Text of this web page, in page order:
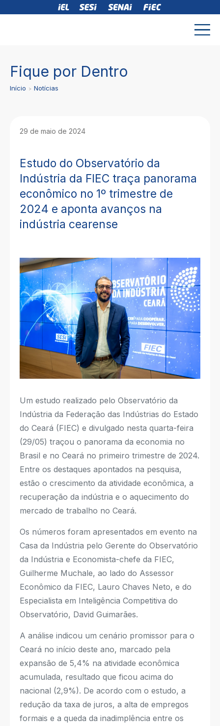
Fique por Dentro
Início Notícias
29 de maio de 2024
Estudo do Observatório da
Indústria da FIEC traça panorama
econômico no 1º trimestre de
2024 e aponta avanços na
indústria cearense
Um estudo realizado pelo Observatório da
Indústria da Federação das Indústrias do Estado
do Ceará (FIEC) e divulgado nesta quarta-feira
(29/05) traçou o panorama da economia no
Brasil e no Ceará no primeiro trimestre de 2024.
Entre os destaques apontados na pesquisa,
estão o crescimento da atividade econômica, a
recuperação da indústria e o aquecimento do
mercado de trabalho no Ceará.
Os números foram apresentados em evento na
Casa da Indústria pelo Gerente do Observatório
da Indústria e Economista-chefe da FIEC,
Guilherme Muchale, ao lado do Assessor
Econômico da FIEC, Lauro Chaves Neto, e do
Especialista em Inteligência Competitiva do
Observatório, David Guimarães.
A análise indicou um cenário promissor para o
Ceará no início deste ano, marcado pela
expansão de 5,4% na atividade econômica
acumulada, resultado que ficou acima do
nacional (2,9%). De acordo com o estudo, a
redução da taxa de juros, a alta de empregos
formais e a queda da inadimplência entre os